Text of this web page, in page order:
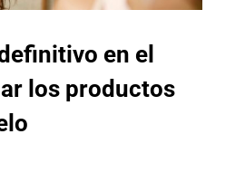
en el
los productos